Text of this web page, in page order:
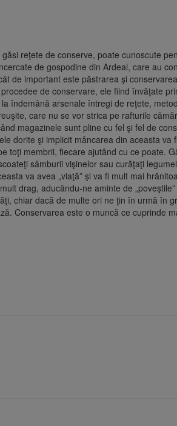
reţete de conserve, poate cunoscute
de gospodine din Ardeal, care au
de important este păstrarea şi
de conservare, ele fiind învăţate
îndemână arsenale întregi de reţete,
care nu se vor strica pe rafturile
magazinele sunt pline cu fel şi fel de
dorite şi implicit mâncarea din aceasta va
toţi membrii, fiecare ajutând cu ce poate.
sâmburii vişinelor sau curăţaţi
va avea „viaţă” şi va fi mult mai
drag, aducându-ne aminte de
chiar dacă de multe ori ne ţin în urmă în
Conservarea este o muncă ce cuprinde